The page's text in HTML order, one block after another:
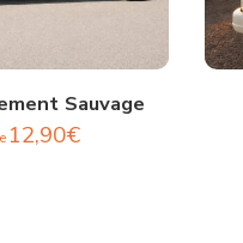
Sauvage
12,90€